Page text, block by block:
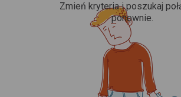
Zmień kryteria i poszukaj
ponownie.